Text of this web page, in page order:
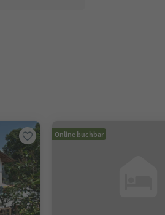
Online buchbar